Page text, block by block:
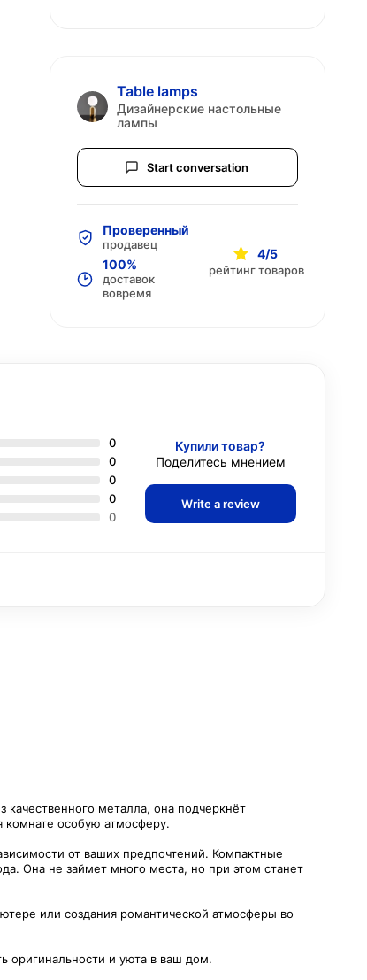
Table lamps
Дизайнерские настольные
лампы
Start conversation
Проверенный
продавец
100%
доставок
вовремя
4/5
рейтинг товаров
0
0
0
0
0
Купили товар?
Поделитесь мнением
Write a review
металла, она подчеркнёт
комнате особую атмосферу.
от ваших предпочтений. Компактные
Она не займет много места, но при этом станет
или создания романтической атмосферы во
оригинальности и уюта в ваш дом.